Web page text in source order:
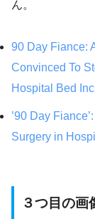
ん。
90 Day Fiance:
Convinced To
Hospital Bed
’90 Day
Surgery in
３つ目の画